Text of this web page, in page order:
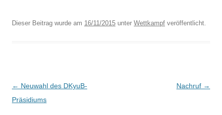
Dieser Beitrag wurde am 16/11/2015 unter Wettkampf veröffentlicht.
Beitragsnavigation
← Neuwahl des DKyuB-
Präsidiums
Nachruf →